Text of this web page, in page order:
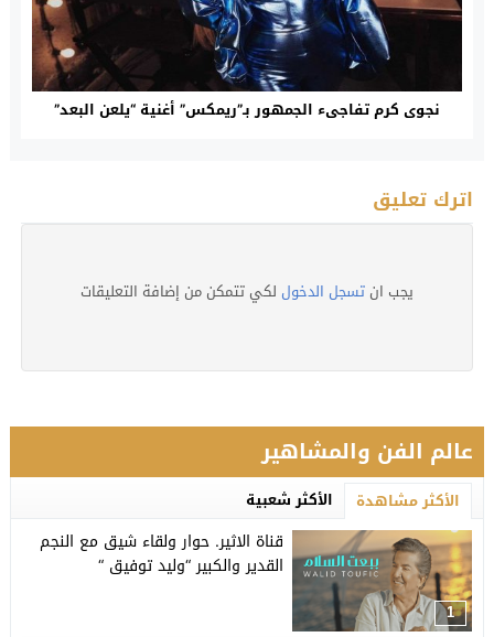
نجوى كرم تفاجىء الجمهور بـ”ريمكس” أغنية “يلعن البعد”
اترك تعليق
يجب ان تسجل الدخول لكي تتمكن من إضافة التعليقات
عالم الفن والمشاهير
الأكثر مشاهدة الأكثر شعبية
1
قناة الاثير. حوار ولقاء شيق مع النجم
القدير والكبير “وليد توفيق “